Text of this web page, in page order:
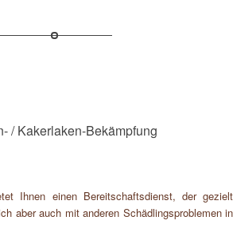
/ Kakerlaken-Bekämpfung
Ihnen einen Bereitschaftsdienst, der gezielt
aber auch mit anderen Schädlingsproblemen in